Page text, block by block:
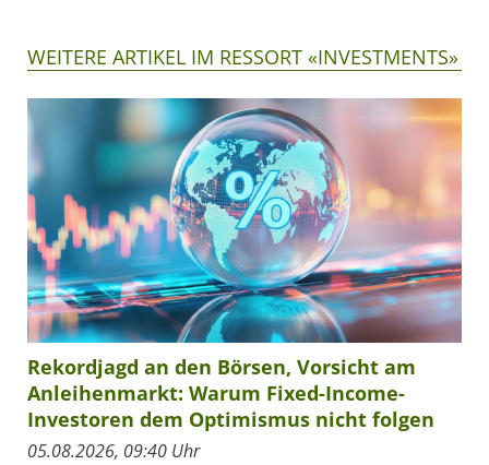
WEITERE ARTIKEL IM RESSORT «INVESTMENTS»
Rekordjagd an den Börsen, Vorsicht am
Anleihenmarkt: Warum Fixed-Income-
Investoren dem Optimismus nicht folgen
05.08.2026, 09:40 Uhr